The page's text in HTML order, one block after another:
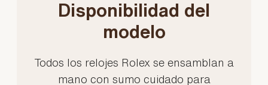
Disponibilidad del
modelo
Todos los relojes Rolex se ensamblan a
mano con sumo cuidado para